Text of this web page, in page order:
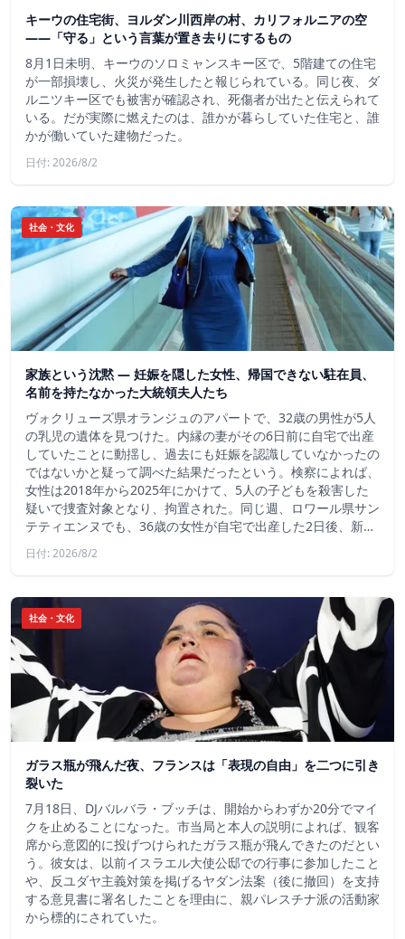
キーウの住宅街、ヨルダン川西岸の村、カリフォルニアの空
——「守る」という言葉が置き去りにするもの
8月1日未明、キーウのソロミャンスキー区で、5階建ての住宅
が一部損壊し、火災が発生したと報じられている。同じ夜、ダ
ルニツキー区でも被害が確認され、死傷者が出たと伝えられて
いる。だが実際に燃えたのは、誰かが暮らしていた住宅と、誰
かが働いていた建物だった。
日付: 2026/8/2
社会・文化
家族という沈黙 ― 妊娠を隠した女性、帰国できない駐在員、
名前を持たなかった大統領夫人たち
ヴォクリューズ県オランジュのアパートで、32歳の男性が5人
の乳児の遺体を見つけた。内縁の妻がその6日前に自宅で出産
していたことに動揺し、過去にも妊娠を認識していなかったの
ではないかと疑って調べた結果だったという。検察によれば、
女性は2018年から2025年にかけて、5人の子どもを殺害した
疑いで捜査対象となり、拘置された。同じ週、ロワール県サン
テティエンヌでも、36歳の女性が自宅で出産した2日後、新…
日付: 2026/8/2
社会・文化
ガラス瓶が飛んだ夜、フランスは「表現の自由」を二つに引き
裂いた
7月18日、DJバルバラ・ブッチは、開始からわずか20分でマイ
クを止めることになった。市当局と本人の説明によれば、観客
席から意図的に投げつけられたガラス瓶が飛んできたのだとい
う。彼女は、以前イスラエル大使公邸での行事に参加したこと
や、反ユダヤ主義対策を掲げるヤダン法案（後に撤回）を支持
する意見書に署名したことを理由に、親パレスチナ派の活動家
から標的にされていた。